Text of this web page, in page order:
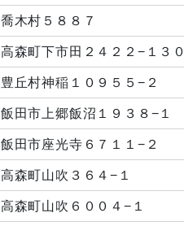
喬木村５８８７
高森町下市田２４２２−１３０
豊丘村神稲１０９５５−２
飯田市上郷飯沼１９３８−１
飯田市座光寺６７１１−２
高森町山吹３６４−１
高森町山吹６００４−１